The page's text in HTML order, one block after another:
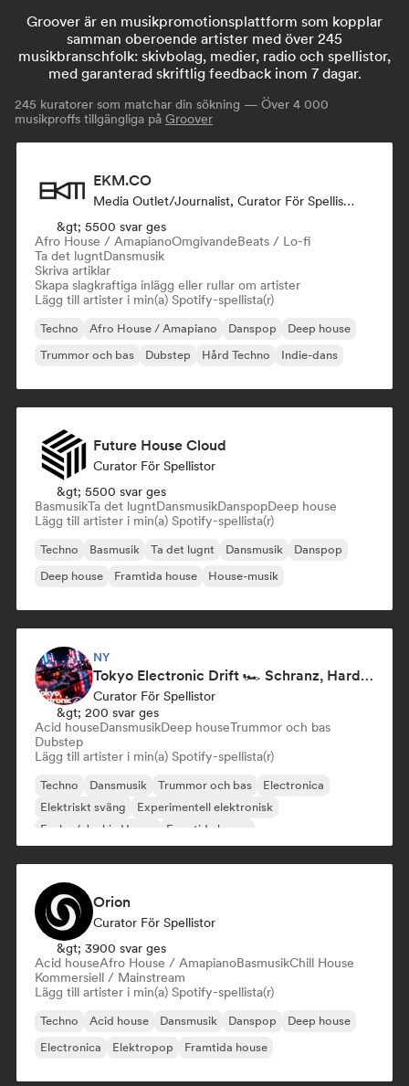
Groover är en musikpromotionsplattform som kopplar
samman oberoende artister med över 245
musikbranschfolk: skivbolag, medier, radio och spellistor,
med garanterad skriftlig feedback inom 7 dagar.
245 kuratorer som matchar din sökning — Över 4 000
musikproffs tillgängliga på Groover
EKM.CO
Media Outlet/Journalist, Curator För Spellistor
&gt; 5500 svar ges
Afro House / AmapianoOmgivandeBeats / Lo-fi
Ta det lugntDansmusik
Skriva artiklar
Skapa slagkraftiga inlägg eller rullar om artister
Lägg till artister i min(a) Spotify-spellista(r)
Techno Afro House / Amapiano Danspop
Deep house
Trummor och bas
Dubstep Hård Techno Indie-dans
Future House Cloud
Curator För Spellistor
&gt; 5500 svar ges
BasmusikTa det lugntDansmusikDanspopDeep house
Lägg till artister i min(a) Spotify-spellista(r)
Techno Basmusik Ta det lugnt Dansmusik
Danspop
Deep house
Framtida house House-musik
NY
Tokyo Electronic Drift 🏎️ Schranz, Hard Techno & Anime EDM
Curator För Spellistor
&gt; 200 svar ges
Acid houseDansmusikDeep houseTrummor och bas
Dubstep
Lägg till artister i min(a) Spotify-spellista(r)
Techno Dansmusik Trummor och bas
Electronica
Elektriskt sväng
Experimentell elektronisk
Funky / Jackin House
Framtida house
Orion
Curator För Spellistor
&gt; 3900 svar ges
Acid houseAfro House / AmapianoBasmusikChill House
Kommersiell / Mainstream
Lägg till artister i min(a) Spotify-spellista(r)
Techno Acid house Dansmusik Danspop
Deep house
Electronica
Elektropop Framtida house